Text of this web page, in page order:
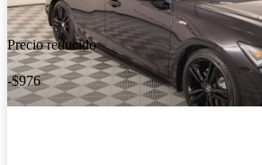
Precio reducido
-$976